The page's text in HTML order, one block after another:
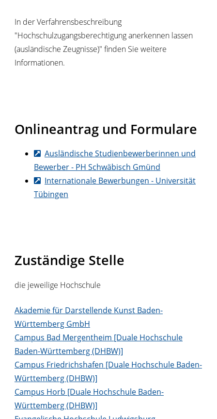
In der Verfahrensbeschreibung
"Hochschulzugangsberechtigung anerkennen lassen
(ausländische Zeugnisse)" finden Sie weitere
Informationen.
Onlineantrag und Formulare
Ausländische Studienbewerberinnen und
Bewerber - PH Schwäbisch Gmünd
Internationale Bewerbungen - Universität
Tübingen
Zuständige Stelle
die jeweilige Hochschule
Akademie für Darstellende Kunst Baden-
Württemberg GmbH
Campus Bad Mergentheim [Duale Hochschule
Baden-Württemberg (DHBW)]
Campus Friedrichshafen [Duale Hochschule Baden-
Württemberg (DHBW)]
Campus Horb [Duale Hochschule Baden-
Württemberg (DHBW)]